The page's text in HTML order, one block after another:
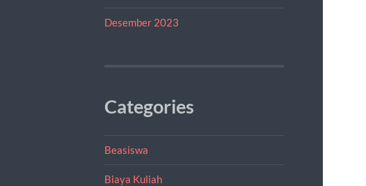
Desember 2023
Categories
Beasiswa
Biaya Kuliah